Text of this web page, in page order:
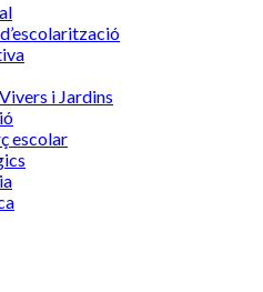
i Jardins
escolar